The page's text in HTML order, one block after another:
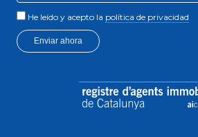
He leído y acepto la política de privacidad
Enviar ahora